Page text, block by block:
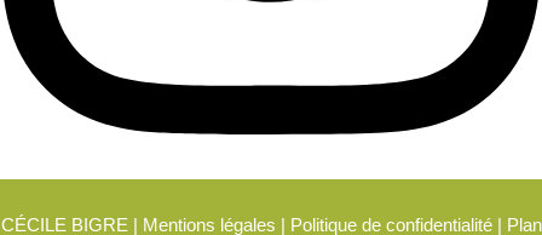
CÉCILE BIGRE | Mentions légales | Politique de confidentialité| Plan